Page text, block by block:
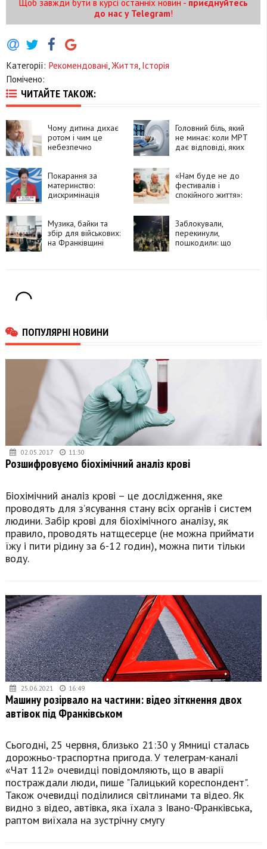
до нас у Telegram!
Категорії: Рекомендовані,Життя, Історія
Помічено:
ЧИТАЙТЕ ТАКОЖ:
Чому дитина дихає
ротом і чим це
небезпечно
Головний біль, який
не минає: коли МРТ
дає відповіді, яких
Покарання за
материнство:
дискримінація
окремої доповіді
ООН
«Нам буде не до
фестивалів і
спокійного життя»:
Музика, байки та
збір для військових:
на Франківщині
Заблокували,
перекинули,
пошкодили: що
ПОПУЛЯРНІ НОВИНИ
02.05.2017 11:30
Розшифровуємо біохімічний аналіз крові
Біохімічний аналіз крові – це дослідження, яке
проводять для з’ясування стану всіх органів і систем
людини. Забір крові для біохімічного аналізу, як
правило, проводять натщесерце (не можна приймати
їжу і пити рідину за 6-12 годин), можна пити тільки
воду.
25.06.2021 16:49
Машину розірвало на частини: відео зіткнення двох
автівок під Франківськом
Сьогодні, 25 червня, близько 21:30 у Ямниці сталась
дорожньо-траспортна пригода. У телеграм-каналі
«Чат 112» очевидці повідомляють, що в аварії
постраждали люди, пише "Галицький кореспондент".
Також очевидці поділилися світлинами та відео. Як
видно з відео, автівка, яка їхала з Івано-Франківська,
раптом виїхала на зустрічну смугу